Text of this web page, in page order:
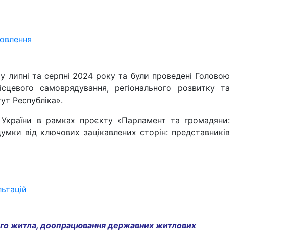
липні та серпні 2024 року та були проведені Головою
самоврядування, регіонального розвитку та
Республіка».
України в рамках проєкту «Парламент та громадяни:
від ключових зацікавлених сторін: представників
житла, доопрацювання державних житлових